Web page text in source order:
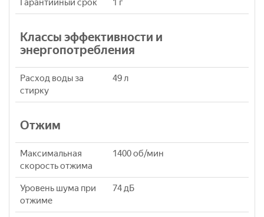
Гарантийный срок 1 г
Классы эффективности и
энергопотребления
Расход воды за
стирку
49 л
Отжим
Максимальная
скорость отжима
1400 об/мин
Уровень шума при
отжиме
74 дБ